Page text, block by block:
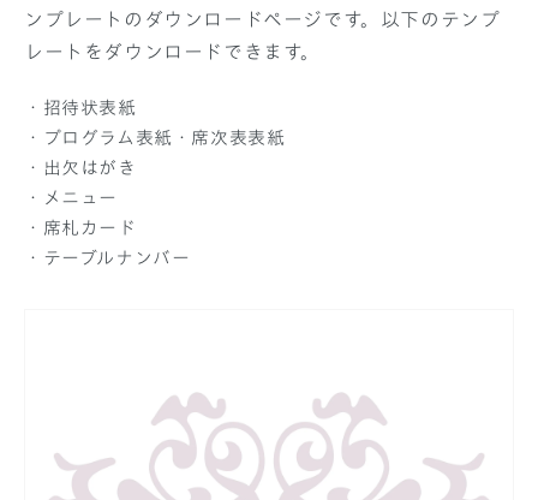
ンプレートのダウンロードページです。以下のテンプ
レートをダウンロードできます。
・招待状表紙
・プログラム表紙・席次表表紙
・出欠はがき
・メニュー
・席札カード
・テーブルナンバー